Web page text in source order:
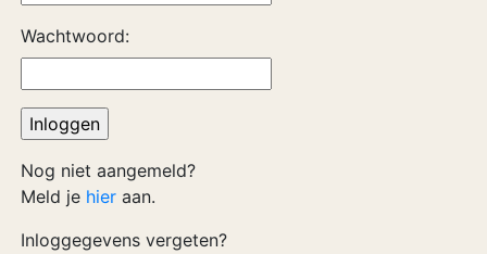
Wachtwoord:
Nog niet aangemeld?
Meld je hier aan.
Inloggegevens vergeten?